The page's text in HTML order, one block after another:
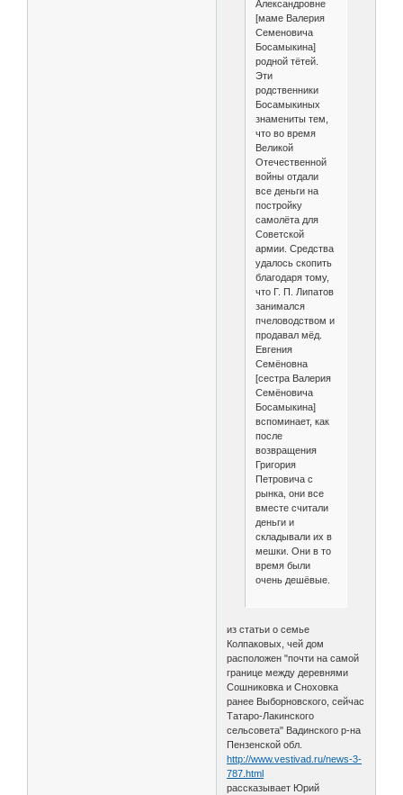
Александровне
[маме Валерия
Семеновича
Босамыкина]
родной тётей.
Эти
родственники
Босамыкиных
знамениты тем,
что во время
Великой
Отечественной
войны отдали
все деньги на
постройку
самолёта для
Советской
армии. Средства
удалось скопить
благодаря тому,
что Г. П. Липатов
занимался
пчеловодством и
продавал мёд.
Евгения
Семёновна
[сестра Валерия
Семёновича
Босамыкина]
вспоминает, как
после
возвращения
Григория
Петровича с
рынка, они все
вместе считали
деньги и
складывали их в
мешки. Они в то
время были
очень дешёвые.
из статьи о семье
Колпаковых, чей дом
расположен "почти на самой
границе между деревнями
Сошниковка и Сноховка
ранее Выборновского, сейчас
Татаро-Лакинского
сельсовета" Вадинского р-на
Пензенской обл.
http://www.vestivad.ru/news-3-
787.html
рассказывает Юрий